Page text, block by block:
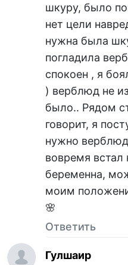
шкуру, было
нет цели
нужна была
погладила
спокоен , я
) верблюд не
было.. Рядом
говорит, я
нужно
вовремя встал
беременна,
моим
🌸
Ответить
Гулшаир